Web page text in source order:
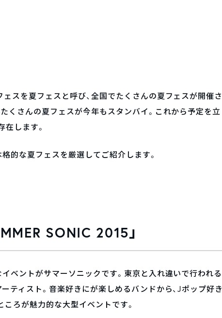
スを夏フェスと呼び、全国でたくさんの夏フェスが開催さ
くさんの夏フェスが今年もスタンバイ。これから予定を立
します。
的な夏フェスを厳選してご紹介します。
SONIC 2015」
ベントがサマーソニックです。東京と入れ違いで行われる
ティスト。音楽好きにが楽しめるバンドから、Jポップ好き
ろが魅力的な大型イベントです。